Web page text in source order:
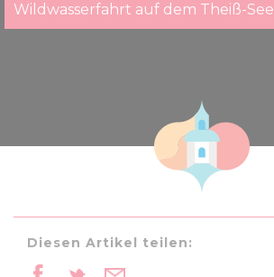
Wildwasserfahrt auf dem Theiß-See
Diesen Artikel teilen: